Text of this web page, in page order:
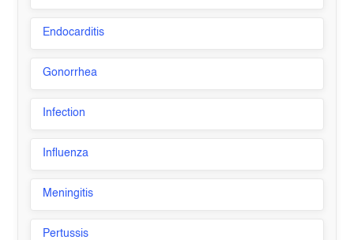
Endocarditis
Gonorrhea
Infection
Influenza
Meningitis
Pertussis